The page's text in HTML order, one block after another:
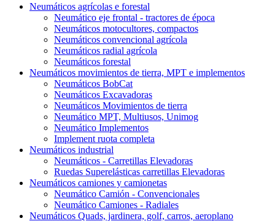
Neumáticos agrícolas e forestal
Neumático eje frontal - tractores de época
Neumáticos motocultores, compactos
Neumáticos convencional agrícola
Neumáticos radial agrícola
Neumáticos forestal
Neumáticos movimientos de tierra, MPT e implementos
Neumáticos BobCat
Neumáticos Excavadoras
Neumáticos Movimientos de tierra
Neumático MPT, Multiusos, Unimog
Neumático Implementos
Implement ruota completa
Neumáticos industrial
Neumáticos - Carretillas Elevadoras
Ruedas Superelásticas carretillas Elevadoras
Neumáticos camiones y camionetas
Neumático Camión - Convencionales
Neumático Camiones - Radiales
Neumáticos Quads, jardinera, golf, carros, aeroplano